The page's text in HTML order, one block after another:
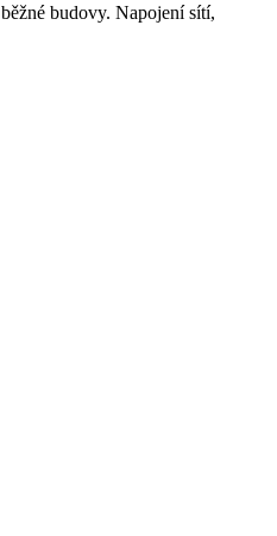
budovy. Napojení sítí,